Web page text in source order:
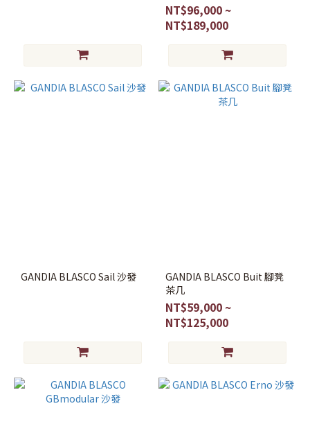
NT$96,000 ~
NT$189,000
GANDIA BLASCO Sail 沙發
GANDIA BLASCO Buit 腳凳
茶几
NT$59,000 ~
NT$125,000